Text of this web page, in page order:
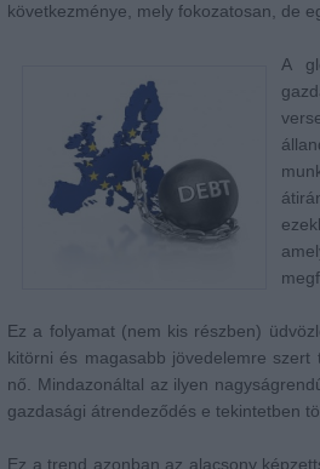
következménye, mely fokozatosan, de
A
Ez a folyamat (nem kis részben)
kitörni és magasabb jövedelemre
nő. Mindazonáltal az ilyen
gazdasági átrendeződés e tekintetben
Ez a trend azonban az alacsony